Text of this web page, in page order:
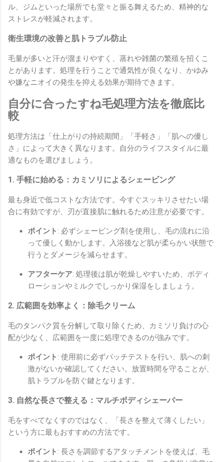
ル、ジムといった場所でも堂々と振る舞えるため、精神的な
ストレスが軽減されます。
衛生環境の改善と肌トラブル防止
毛量が多いと汗が溜まりやすく、蒸れや雑菌の繁殖を招くこ
とがあります。処理を行うことで通気性が良くなり、かゆみ
や嫌なニオイの発生を抑える効果が期待できます。
自分に合ったすね毛処理方法を徹底比
較
処理方法は「仕上がりの持続期間」「手軽さ」「肌への優し
さ」によって大きく異なります。自分のライフスタイルに最
適なものを選びましょう。
1. 手軽に始める：カミソリによるシェービング
最も身近で低コストな方法です。今すぐスッキリさせたい場
合に有効ですが、刃が直接肌に触れるため注意が必要です。
ポイント : 必ずシェービング剤を使用し、毛の流れに沿
って優しく動かします。入浴後など肌が柔らかい状態で
行うとダメージを減らせます。
アフターケア: 処理後は肌が乾燥しやすいため、ボディ
ローションやミルクでしっかり保湿をしましょう。
2. 広範囲を効率よく：除毛クリーム
毛のタンパク質を分解して取り除くため、カミソリ負けの心
配が少なく、広範囲を一度に処理できるのが強みです。
ポイント : 使用前に必ずパッチテストを行い、肌への刺
激がないか確認してください。放置時間を守ることが、
肌トラブルを防ぐ鍵となります。
3. 自然な長さで整える：マルチボディシェーバー
毛をすべてなくすのではなく、「長さを整えて薄くしたい」
という方に最もおすすめの方法です。
ポイント : 長さを調節するアタッチメントを使えば、毛